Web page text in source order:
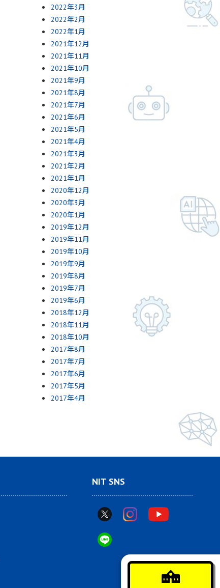
2022年3月
2022年2月
2022年1月
2021年12月
2021年11月
2021年10月
2021年9月
2021年8月
2021年7月
2021年6月
2021年5月
2021年4月
2021年3月
2021年2月
2021年1月
2020年12月
2020年3月
2020年1月
2019年12月
2019年11月
2019年10月
2019年9月
2019年8月
2019年7月
2019年6月
2018年12月
2018年11月
2018年10月
2017年8月
2017年7月
2017年6月
2017年5月
2017年4月
NIT SNS